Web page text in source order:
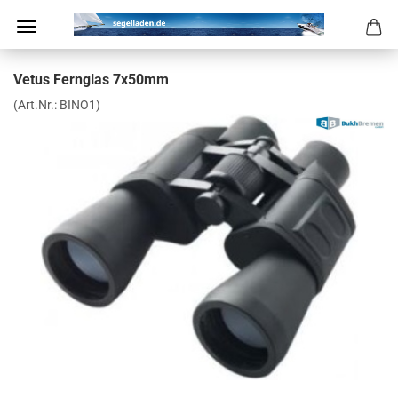
Vetus Fern­glas 7x50mm
(Art.Nr.: BINO1)